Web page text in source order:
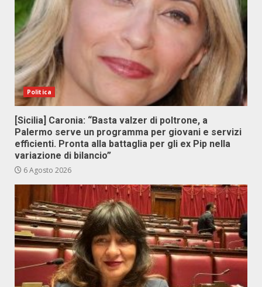
Politica
[Sicilia] Caronia: “Basta valzer di poltrone, a
Palermo serve un programma per giovani e servizi
efficienti. Pronta alla battaglia per gli ex Pip nella
variazione di bilancio”
6 Agosto 2026